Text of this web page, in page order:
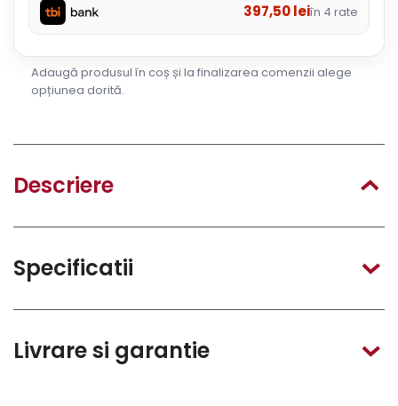
397,50leiîn 4 rate
Adaugă produsul în coș și la finalizarea comenzii alege
opțiunea dorită.
Descriere
Specificatii
Livrare si garantie